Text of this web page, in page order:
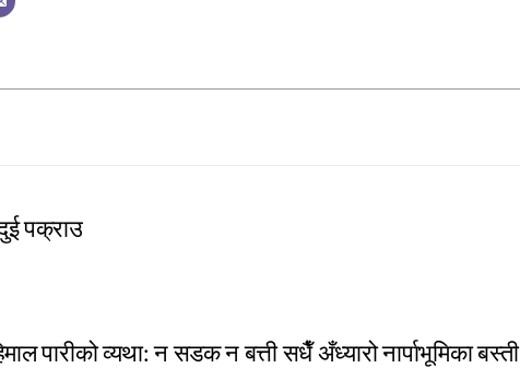
पक्राउ
पारीको व्यथा: न सडक न बत्ती सधैँ अँध्यारो नार्पाभूमिका बस्ती